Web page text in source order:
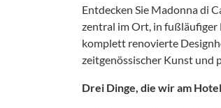
Entdecken Sie Madonna di
zentral im Ort, in fußläufiger
komplett renovierte
zeitgenössischer Kunst und
Drei Dinge, die wir am